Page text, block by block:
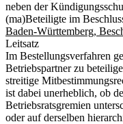
neben der
(ma)Beteiligte im
Baden-Württemberg,
Leitsatz
Im Bestellungsverfahren
Betriebspartner zu
streitige
ist dabei unerheblich, ob
Betriebsratsgremien
oder auf derselben